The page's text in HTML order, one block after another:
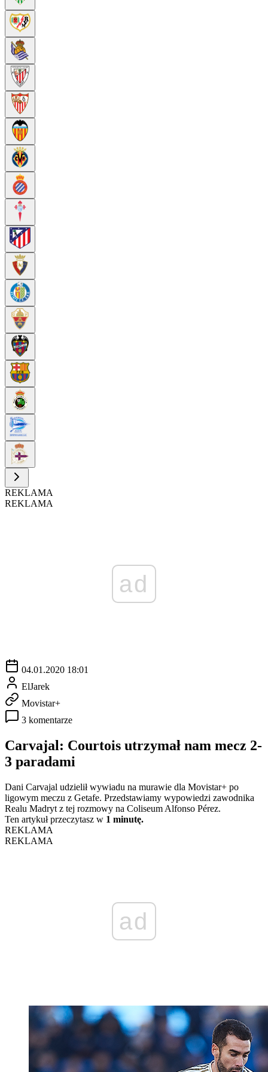
REKLAMA
REKLAMA
ad
04.01.2020 18:01
ElJarek
Movistar+
3 komentarze
Carvajal: Courtois utrzymał nam mecz 2-
3 paradami
Dani Carvajal udzielił wywiadu na murawie dla Movistar+ po
ligowym meczu z Getafe. Przedstawiamy wypowiedzi zawodnika
Realu Madryt z tej rozmowy na Coliseum Alfonso Pérez.
Ten artykuł przeczytasz w 1 minutę.
REKLAMA
REKLAMA
ad